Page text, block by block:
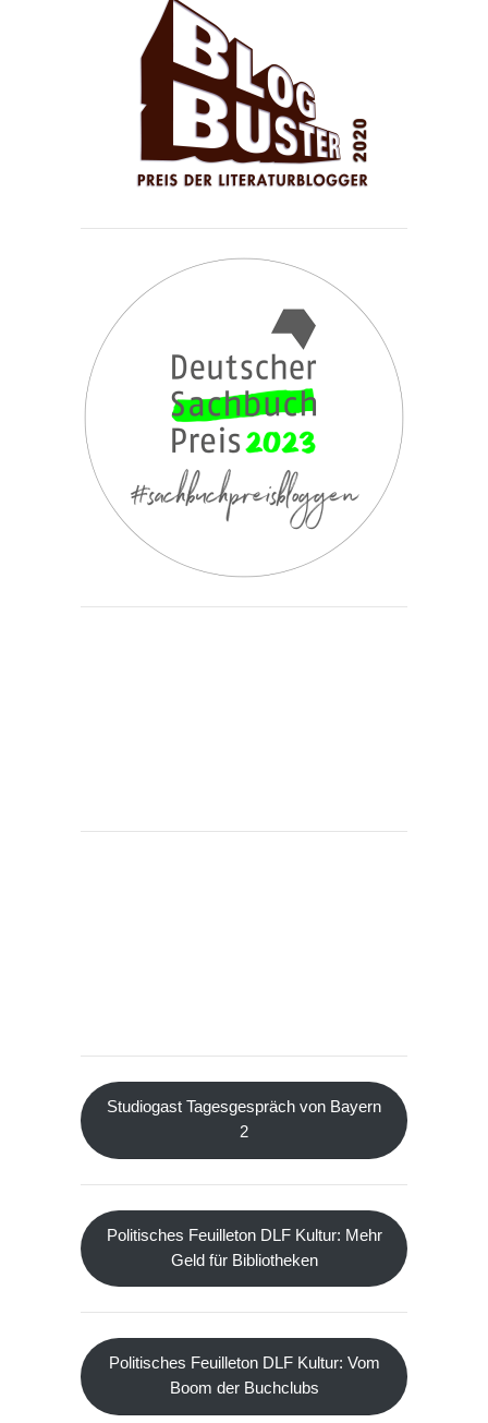
Studiogast Tagesgespräch von Bayern
2
Politisches Feuilleton DLF Kultur: Mehr
Geld für Bibliotheken
Politisches Feuilleton DLF Kultur: Vom
Boom der Buchclubs